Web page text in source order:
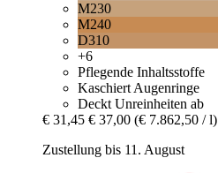
M230
M240
D310
+6
Pflegende Inhaltsstoffe
Kaschiert Augenringe
Deckt Unreinheiten ab
€ 31,45 € 37,00 (€ 7.862,50 / l)
Zustellung bis 11. August